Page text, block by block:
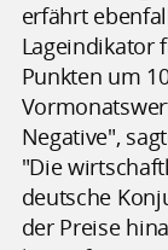
erfährt
Lageindikator
Punkten um
Negative",
"Die
deutsche
der Preise